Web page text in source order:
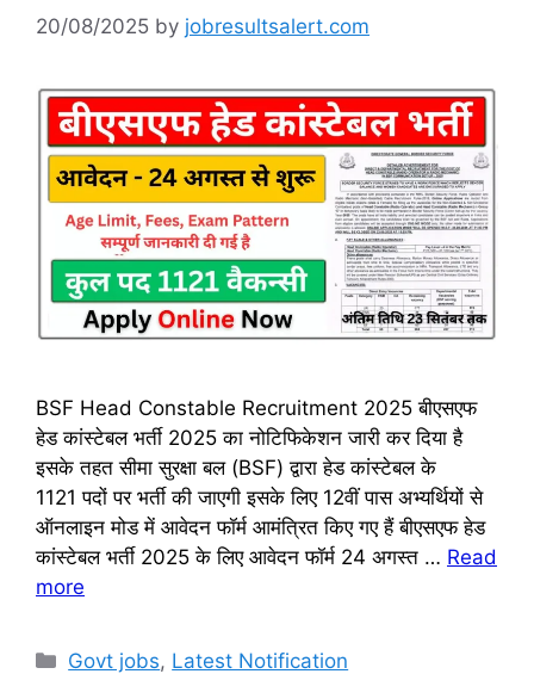
20/08/2025 by jobresultsalert.com
BSF Head Constable Recruitment 2025 बीएसएफ
हेड कांस्टेबल भर्ती 2025 का नोटिफिकेशन जारी कर दिया है
इसके तहत सीमा सुरक्षा बल (BSF) द्वारा हेड कांस्टेबल के
1121 पदों पर भर्ती की जाएगी इसके लिए 12वीं पास अभ्यर्थियों से
ऑनलाइन मोड में आवेदन फॉर्म आमंत्रित किए गए हैं बीएसएफ हेड
कांस्टेबल भर्ती 2025 के लिए आवेदन फॉर्म 24 अगस्त … Read
more
Categories
Govt jobs, Latest Notification